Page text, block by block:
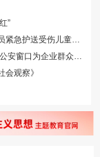
”
【我为群众办实事】秦皇岛开发区公安分局特巡警队员紧急护送受伤儿童就医《社···
河南省商丘市梁园区行政审批和政务信息管理局 联手公安窗口为企业群众提供温暖···
会观察》